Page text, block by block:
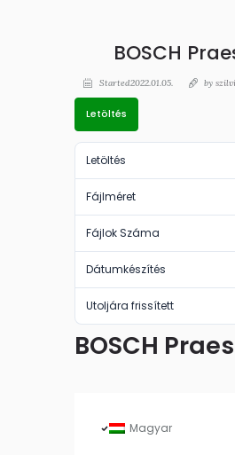
BOSCH
Started2022.01.05. byszilvi
Letöltés
Letöltés
Fájlméret
Fájlok Száma
Dátumkészítés
Utoljára frissített
BOSCH
Magyar